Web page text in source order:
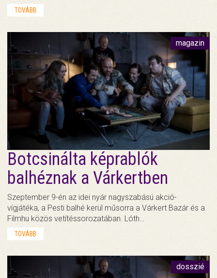
TOVÁBB
magazin
Botcsinálta képrablók
balhéznak a Várkertben
Szeptember 9-én az idei nyár nagyszabású akció-
vígjátéka, a Pesti balhé kerül műsorra a Várkert Bazár és a
Filmhu közös vetítéssorozatában. Lóth…
TOVÁBB
dosszié